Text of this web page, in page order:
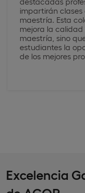
impartirán
maestría. Esta
mejora la
maestría, sino
estudiantes la
de los mejores
Excelencia